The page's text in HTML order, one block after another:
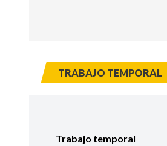
TRABAJO TEMPORAL